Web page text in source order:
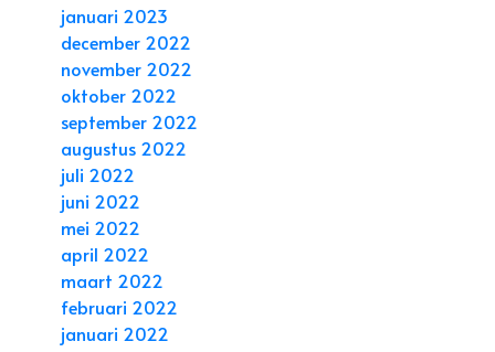
januari 2023
december 2022
november 2022
oktober 2022
september 2022
augustus 2022
juli 2022
juni 2022
mei 2022
april 2022
maart 2022
februari 2022
januari 2022